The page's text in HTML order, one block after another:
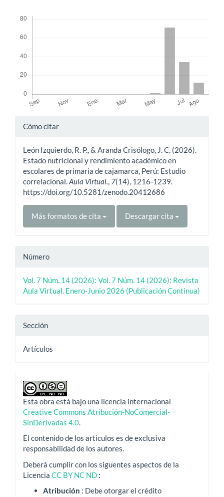
Detalles
artículo
Cómo citar
León Izquierdo, R. P., & Aranda Crisólogo, J. C. (2026).
Estado nutricional y rendimiento académico en
escolares de primaria de cajamarca, Perú: Estudio
correlacional. Aula Virtual. 7(14), 1216-1239.
https://doi.org/10.5281/zenodo.20412686
Más formatos de cita Descargar cita
Número
Vol. 7 Núm. 14 (2026): Vol. 7 Núm. 14 (2026): Revista
Aula Virtual. Enero-Junio 2026 (Publicación Continua)
Sección
Artículos
Esta obra está bajo una licencia internacional
Creative Commons Atribución-NoComercial-
SinDerivadas 4.0
El contenido de los articulos es de exclusiva
responsabilidad de los autores.
Deberá cumplir con los siguentes aspectos de la
Licencia CC BY NC ND :
Atribución : Debe otorgar el crédito